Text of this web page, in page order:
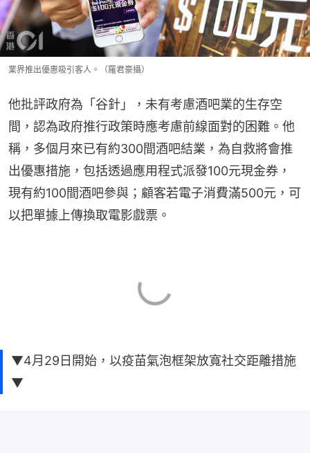
業界推出優惠吸引客人。（羅君豪攝）
他批評政府為「谷針」，未有考慮酒吧業的生存空
間，認為政府推行政策時應考慮前線面對的困難。他
稱，多個月來已有約300間酒吧結業，為自救將會推
出優惠措施，包括透過應用程式派發100元現金券，
現有約100間酒吧參與；顧客若電子消費滿500元，可
以把單據上傳換取電影戲票。
▼4月29日開始，以疫苗氣泡框架放寬社交距離措施
▼